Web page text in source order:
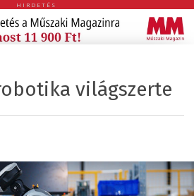
HIRDETÉS
világszerte